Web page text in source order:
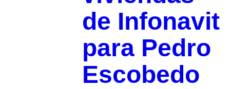
de Infonavit
para Pedro
Escobedo